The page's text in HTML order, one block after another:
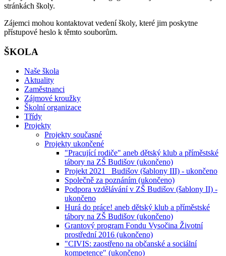
stránkách školy.
Zájemci mohou kontaktovat vedení školy, které jim poskytne
přístupové heslo k těmto souborům.
ŠKOLA
Naše škola
Aktuality
Zaměstnanci
Zájmové kroužky
Školní organizace
Třídy
Projekty
Projekty současné
Projekty ukončené
"Pracující rodiče" aneb dětský klub a příměstské
tábory na ZŠ Budišov (ukončeno)
Projekt 2021_ Budišov (šablony III) - ukončeno
Společně za poznáním (ukončeno)
Podpora vzdělávání v ZŠ Budišov (šablony II) -
ukončeno
Hurá do práce! aneb dětský klub a příměstské
tábory na ZŠ Budišov (ukončeno)
Grantový program Fondu Vysočina Životní
prostřední 2016 (ukončeno)
"CIVIS: zaostřeno na občanské a sociální
kompetence" (ukončeno)